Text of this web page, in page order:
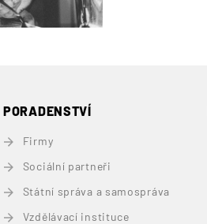
PORADENSTVÍ
Firmy
Sociální partneři
Státní správa a samospráva
Vzdělávací instituce